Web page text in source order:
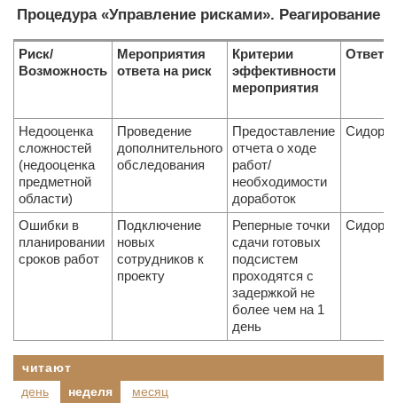
Процедура «Управление рисками». Реагирование
Риск/
Возможность
Мероприятия
ответа на риск
Критерии
эффективности
мероприятия
Недооценка
сложностей
(недооценка
предметной
области)
Проведение
дополнительного
обследования
Предоставление
отчета о ходе
работ/
необходимости
доработок
Ошибки в
планировании
сроков работ
Подключение
новых
сотрудников к
проекту
Реперные точки
сдачи готовых
подсистем
проходятся с
задержкой не
более чем на 1
день
читают
день
неделя месяц